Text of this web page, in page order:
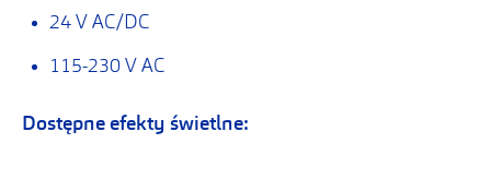
24 V AC/DC
115-230 V AC
Dostępne efekty świetlne: